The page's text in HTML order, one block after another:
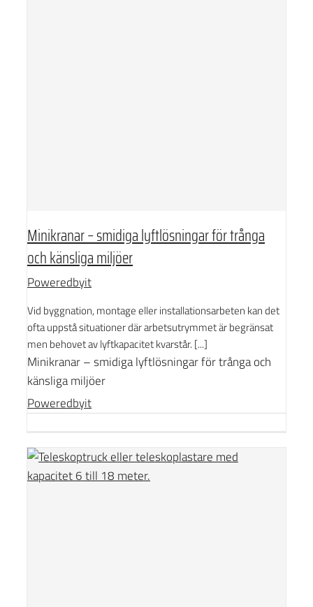
Minikranar – smidiga lyftlösningar för trånga
och känsliga miljöer
Poweredbyit
Vid byggnation, montage eller installationsarbeten kan det
ofta uppstå situationer där arbetsutrymmet är begränsat
men behovet av lyftkapacitet kvarstår. [...]
Minikranar – smidiga lyftlösningar för trånga och
känsliga miljöer
Poweredbyit